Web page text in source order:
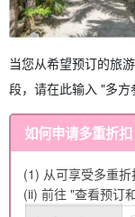
当您从希望预订的旅
段，请在此输入 "多方
如何申请多重折扣
(1) 从可享受多重折
(ii) 前往 "查看预订